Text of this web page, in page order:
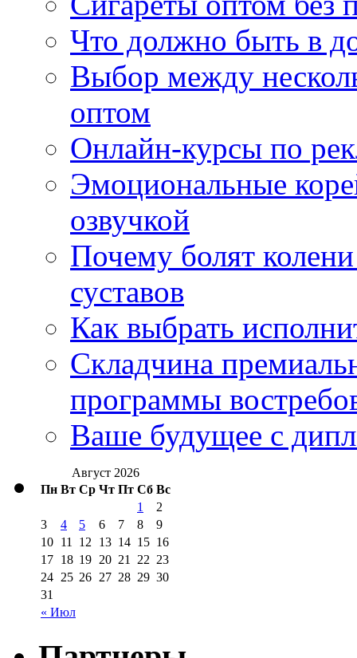
Что должно быть в
Выбор между
оптом
Онлайн-курсы по
Эмоциональные
озвучкой
Почему болят
суставов
Как выбрать
Складчина
программы
Ваше будущее с
Август 2026
Пн Вт Ср Чт Пт Сб Вс
« Июл
1
2
3
4 5 6 7 8
9
10 11 12 13 14 15 16
17 18 19 20 21 22 23
24 25 26 27 28 29 30
31